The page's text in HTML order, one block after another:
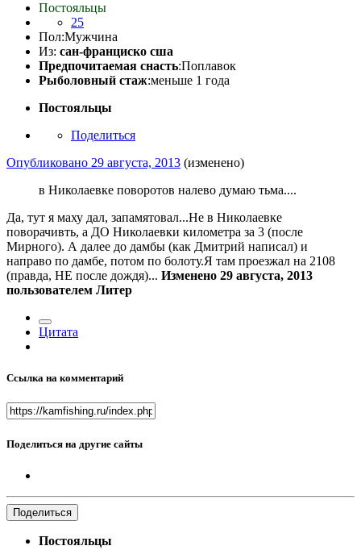
Постояльцы
25
Пол:Мужчина
Из: сан-франциско сша
Предпочитаемая снасть:Поплавок
Рыболовный стаж:меньше 1 года
Постояльцы
Поделиться
Опубликовано 29 августа, 2013 (изменено)
в Николаевке поворотов налево думаю тьма....
Да, тут я маху дал, запамятовал...Не в Николаевке
поворачивть, а ДО Николаевки километра за 3 (после
Мирного). А далее до дамбы (как Дмитрий написал) и
направо по дамбе, потом по болоту.Я там проезжал на 2108
(правда, НЕ после дождя)... Изменено 29 августа, 2013
пользователем Литер
Цитата
Ссылка на комментарий
Поделиться на другие сайты
Поделиться
Постояльцы